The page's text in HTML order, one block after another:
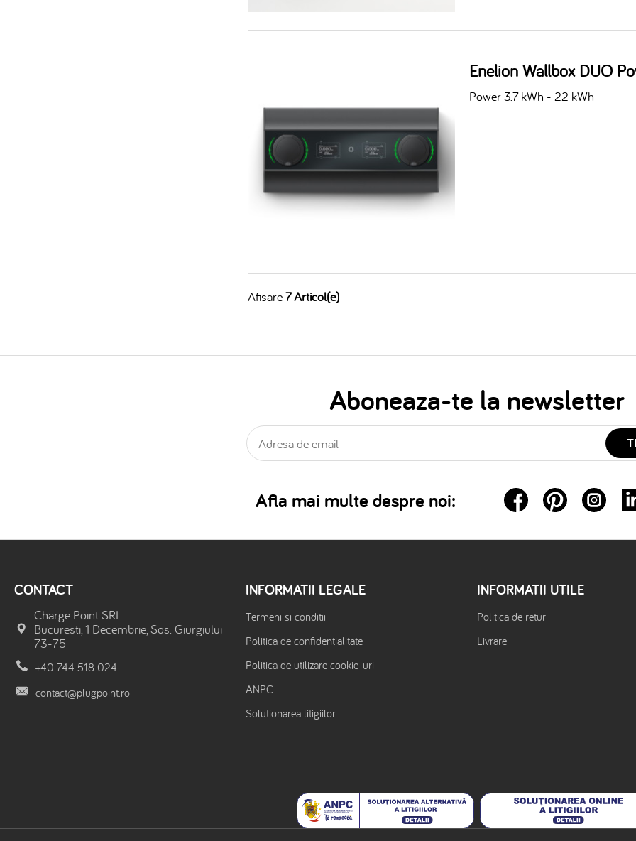
Enelion Wallbox DUO
Power 3.7 kWh - 22 kWh
Afisare7 Articol(e)
Aboneaza-te la newsletter
Afla mai multe despre noi:
CONTACT
Charge Point SRL
Bucuresti, 1 Decembrie, Sos. Giurgiului
73-75
+40 744 518 024
contact@plugpoint.ro
INFORMATII LEGALE
Termeni si conditii
Politica de confidentialitate
Politica de utilizare cookie-uri
ANPC
Solutionarea litigiilor
INFORMATII UTILE
Politica de retur
Livrare